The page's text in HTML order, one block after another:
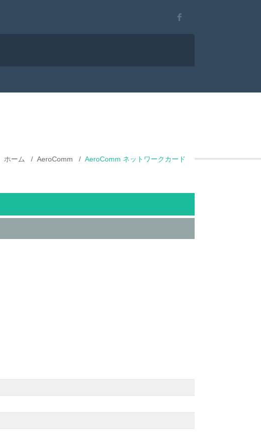
ホーム AeroComm AeroComm ネットワークカード